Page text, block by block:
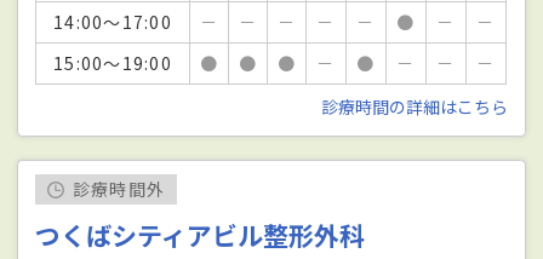
14:00～17:00
－ － － － － ● －
－
15:00～19:00
● ● ● － ● － －
－
診療時間の詳細はこちら
診療時間外
つくばシティアビル整形外科